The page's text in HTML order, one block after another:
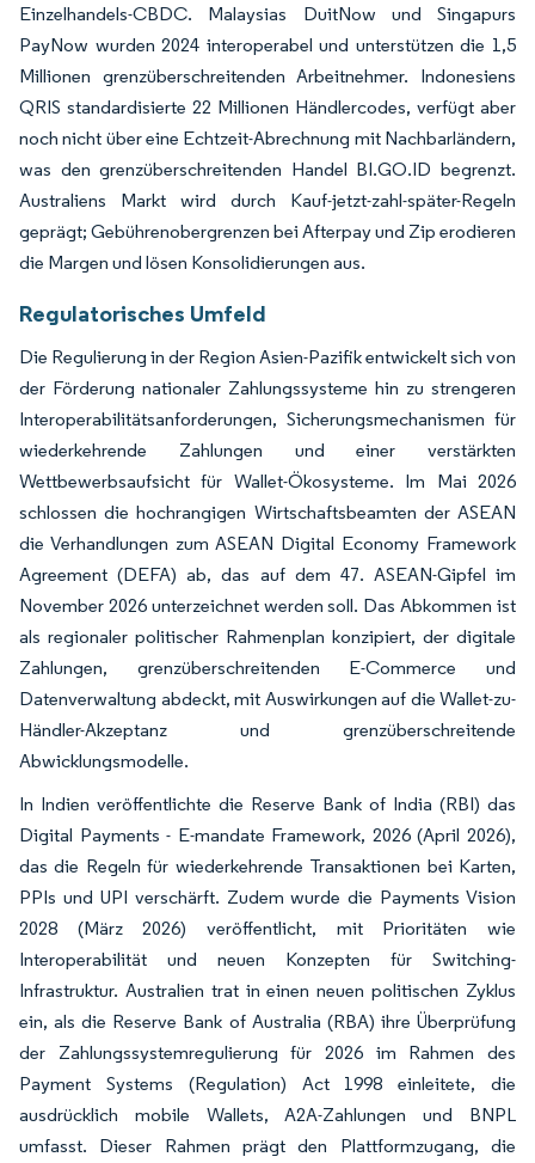
Einzelhandels-CBDC. Malaysias DuitNow und Singapurs
PayNow wurden 2024 interoperabel und unterstützen die 1,5
Millionen grenzüberschreitenden Arbeitnehmer. Indonesiens
QRIS standardisierte 22 Millionen Händlercodes, verfügt aber
noch nicht über eine Echtzeit-Abrechnung mit Nachbarländern,
was den grenzüberschreitenden Handel BI.GO.ID begrenzt.
Australiens Markt wird durch Kauf-jetzt-zahl-später-Regeln
geprägt; Gebührenobergrenzen bei Afterpay und Zip erodieren
die Margen und lösen Konsolidierungen aus.
Regulatorisches Umfeld
Die Regulierung in der Region Asien-Pazifik entwickelt sich von
der Förderung nationaler Zahlungssysteme hin zu strengeren
Interoperabilitätsanforderungen, Sicherungsmechanismen für
wiederkehrende Zahlungen und einer verstärkten
Wettbewerbsaufsicht für Wallet-Ökosysteme. Im Mai 2026
schlossen die hochrangigen Wirtschaftsbeamten der ASEAN
die Verhandlungen zum ASEAN Digital Economy Framework
Agreement (DEFA) ab, das auf dem 47. ASEAN-Gipfel im
November 2026 unterzeichnet werden soll. Das Abkommen ist
als regionaler politischer Rahmenplan konzipiert, der digitale
Zahlungen, grenzüberschreitenden E-Commerce und
Datenverwaltung abdeckt, mit Auswirkungen auf die Wallet-zu-
Händler-Akzeptanz und grenzüberschreitende
Abwicklungsmodelle.
In Indien veröffentlichte die Reserve Bank of India (RBI) das
Digital Payments - E-mandate Framework, 2026 (April 2026),
das die Regeln für wiederkehrende Transaktionen bei Karten,
PPIs und UPI verschärft. Zudem wurde die Payments Vision
2028 (März 2026) veröffentlicht, mit Prioritäten wie
Interoperabilität und neuen Konzepten für Switching-
Infrastruktur. Australien trat in einen neuen politischen Zyklus
ein, als die Reserve Bank of Australia (RBA) ihre Überprüfung
der Zahlungssystemregulierung für 2026 im Rahmen des
Payment Systems (Regulation) Act 1998 einleitete, die
ausdrücklich mobile Wallets, A2A-Zahlungen und BNPL
umfasst. Dieser Rahmen prägt den Plattformzugang, die